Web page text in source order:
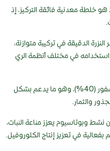
هو خلطة معدنية فائقة التركيز، إذ
الدقيقة في تركيبة متوازنة،
استخدامه في مختلف أنظمة الري
جرعة قوية من الفوسفور (40%)، وهو ما يدعم بشكل
والثمار.
نشط وبوتاسيوم يعزز مناعة النبات،
في تعزيز إنتاج الكلوروفيل.